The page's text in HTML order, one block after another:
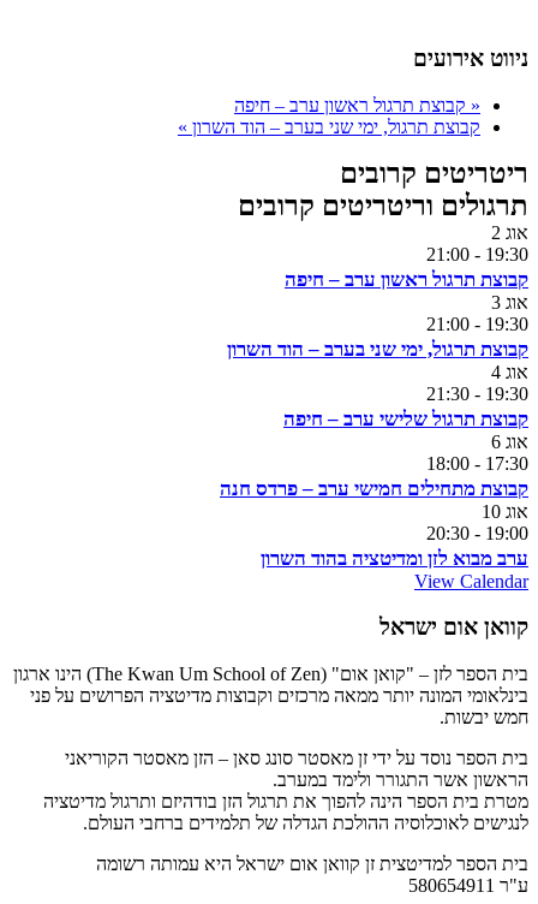
ניווט אירועים
«קבוצת תרגול ראשון ערב – חיפה
קבוצת תרגול, ימי שני בערב – הוד השרון »
ריטריטים קרובים
תרגולים וריטריטים קרובים
אוג 2
19:30
-
21:00
קבוצת תרגול ראשון ערב – חיפה
אוג 3
19:30
-
21:00
קבוצת תרגול, ימי שני בערב – הוד השרון
אוג 4
19:30
-
21:30
קבוצת תרגול שלישי ערב – חיפה
אוג 6
17:30
-
18:00
קבוצת מתחילים חמישי ערב – פרדס חנה
אוג 10
19:00
-
20:30
ערב מבוא לזן ומדיטציה בהוד השרון
View Calendar
קוואן אום ישראל
בית הספר לזן – "קואן אום" (The Kwan Um School of Zen) הינו ארגון
בינלאומי המונה יותר ממאה מרכזים וקבוצות מדיטציה הפרושים על פני
חמש יבשות.
בית הספר נוסד על ידי זן מאסטר סונג סאן – הזן מאסטר הקוריאני
הראשון אשר התגורר ולימד במערב.
מטרת בית הספר הינה להפוך את תרגול הזן בודהיזם ותרגול מדיטציה
לנגישים לאוכלוסיה ההולכת הגדלה של תלמידים ברחבי העולם.
בית הספר למדיטצית זן קוואן אום ישראל היא עמותה רשומה
ע"ר 580654911